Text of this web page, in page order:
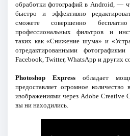
обработки фотографий в Android, —
быстро и эффективно
сможете совершенно
профессиональных фильтров и
таких как «Снижение шума» и
отредактированными
Facebook, Twitter, WhatsApp и других
Photoshop Expressобладает
предоставляет огромное
изображениями через Adobe Creative
вы ни находились.